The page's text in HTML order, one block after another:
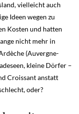
vielleicht auch
Ideen wegen zu
Kosten und hatten
nicht mehr in
(Auvergne-
kleine Dörfer –
Croissant anstatt
oder?